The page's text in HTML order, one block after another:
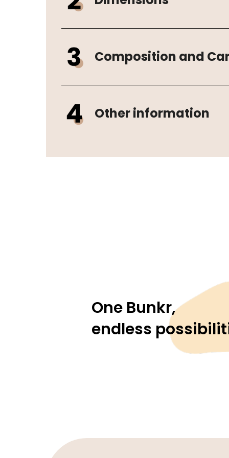
Composition and
Other information
One Bunkr,
endless